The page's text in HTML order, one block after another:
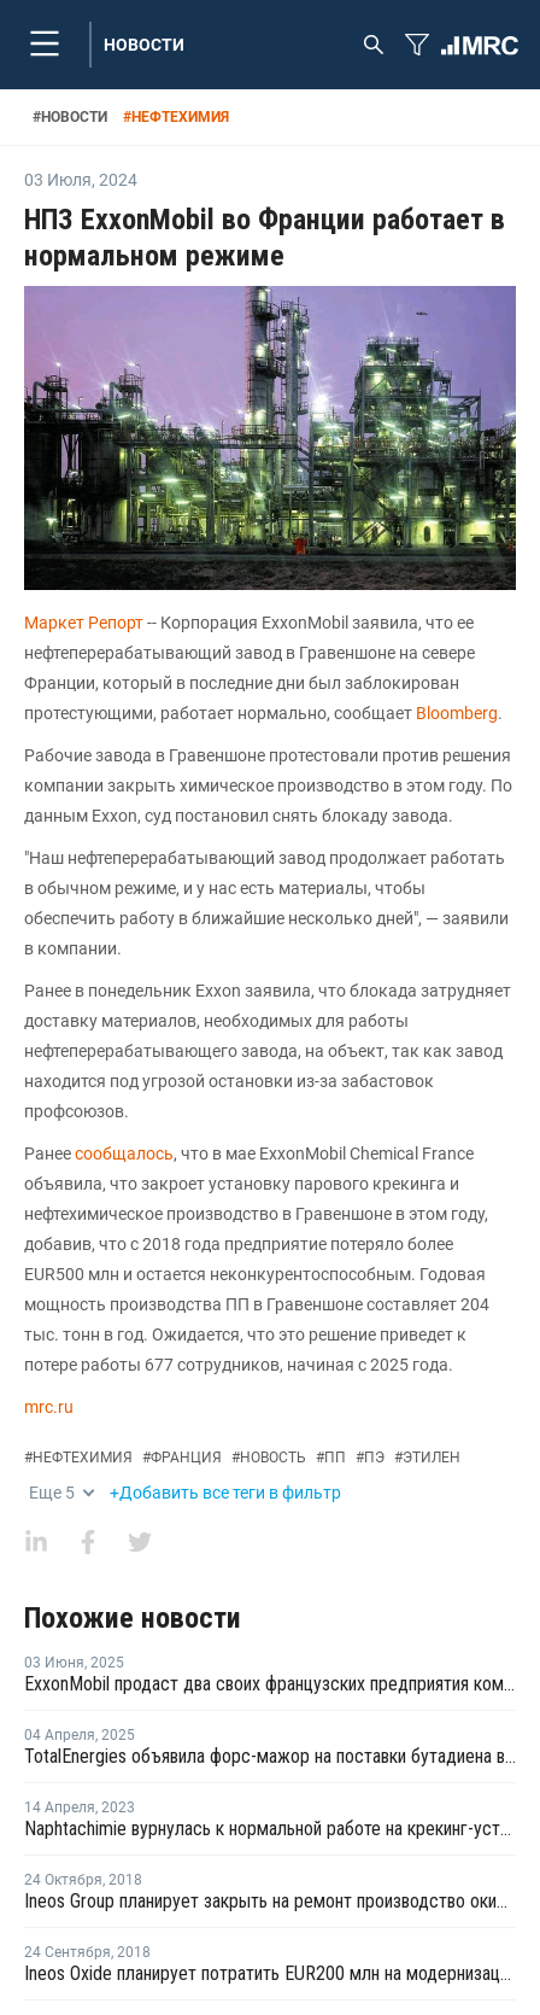
НОВОСТИ
#НОВОСТИ #НЕФТЕХИМИЯ
03 Июля, 2024
НПЗ ExxonMobil во Франции работает в
нормальном режиме
Маркет Репорт-- Корпорация ExxonMobil заявила, что ее
нефтеперерабатывающий завод в Гравеншоне на севере
Франции, который в последние дни был заблокирован
протестующими, работает нормально, сообщает Bloomberg.
Рабочие завода в Гравеншоне протестовали против решения
компании закрыть химическое производство в этом году. По
данным Exxon, суд постановил снять блокаду завода.
"Наш нефтеперерабатывающий завод продолжает работать
в обычном режиме, и у нас есть материалы, чтобы
обеспечить работу в ближайшие несколько дней", — заявили
в компании.
Ранее в понедельник Exxon заявила, что блокада затрудняет
доставку материалов, необходимых для работы
нефтеперерабатывающего завода, на объект, так как завод
находится под угрозой остановки из-за забастовок
профсоюзов.
Ранеесообщалось, что в мае ExxonMobil Chemical France
объявила, что закроет установку парового крекинга и
нефтехимическое производство в Гравеншоне в этом году,
добавив, что с 2018 года предприятие потеряло более
EUR500 млн и остается неконкурентоспособным. Годовая
мощность производства ПП в Гравеншоне составляет 204
тыс. тонн в год. Ожидается, что это решение приведет к
потере работы 677 сотрудников, начиная с 2025 года.
mrc.ru
#НЕФТЕХИМИЯ #ФРАНЦИЯ #НОВОСТЬ #ПП #ПЭ #ЭТИЛЕН
Еще 5 +Добавить все теги в фильтр
Похожие новости
03 Июня, 2025
ExxonMobil продаст два своих французских предприятия компании North Atlantic
04 Апреля, 2025
TotalEnergies объявила форс-мажор на поставки бутадиена во Франции
14 Апреля, 2023
Naphtachimie вурнулась к нормальной работе на крекинг-установке в Лавере
24 Октября, 2018
Ineos Group планирует закрыть на ремонт производство окиси этилена в Лавере
24 Сентября, 2018
Ineos Oxide планирует потратить EUR200 млн на модернизацию производства окиси этилена в Европе